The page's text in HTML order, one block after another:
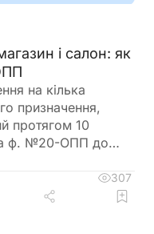
і салон: як
на кілька
призначення,
протягом 10
ф. №20-ОПП до
об’єкта і
кожному з яких
307